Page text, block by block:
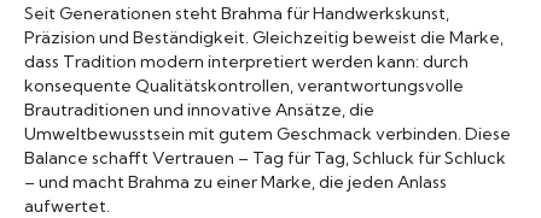
Seit Generationen steht Brahma für Handwerkskunst,
Präzision und Beständigkeit. Gleichzeitig beweist die Marke,
dass Tradition modern interpretiert werden kann: durch
konsequente Qualitätskontrollen, verantwortungsvolle
Brautraditionen und innovative Ansätze, die
Umweltbewusstsein mit gutem Geschmack verbinden. Diese
Balance schafft Vertrauen – Tag für Tag, Schluck für Schluck
– und macht Brahma zu einer Marke, die jeden Anlass
aufwertet.